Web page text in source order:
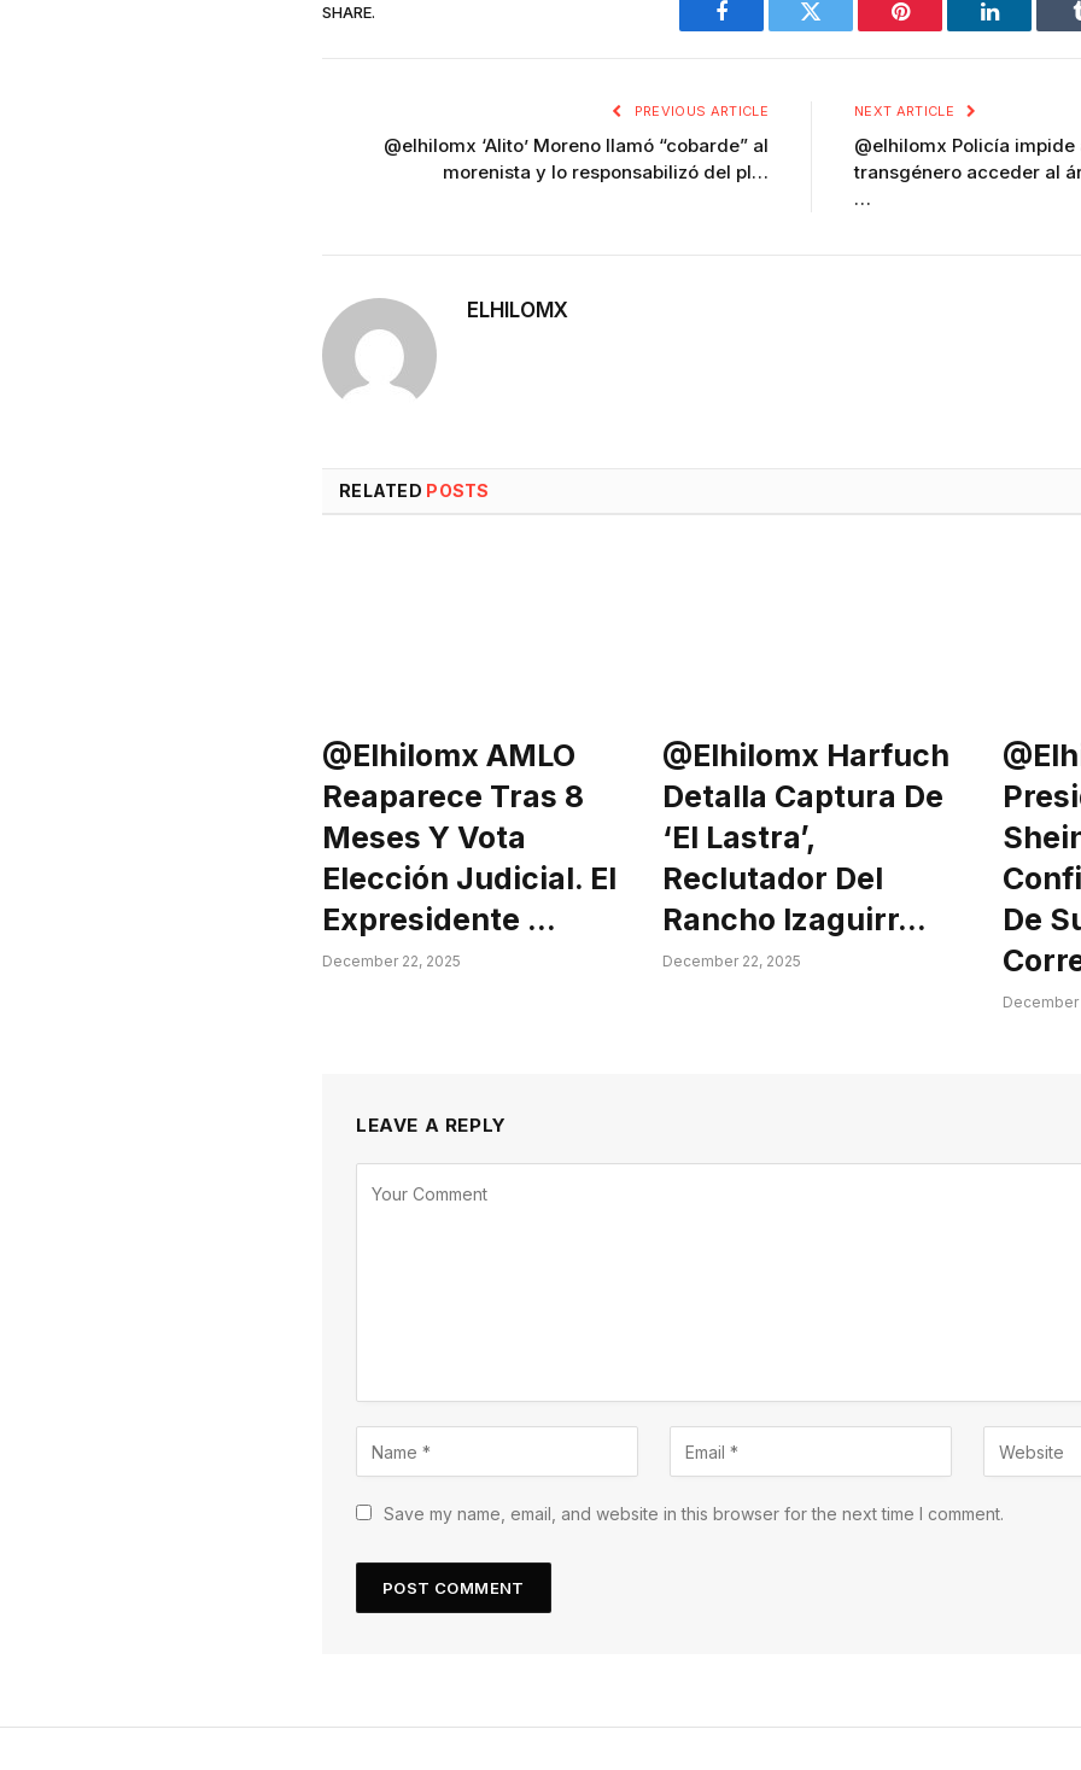
SHARE.
Facebook Twitter Pinterest LinkedIn
PREVIOUS ARTICLE
@elhilomx ‘Alito’ Moreno llamó “cobarde” al
morenista y lo responsabilizó del pl…
NEXT ARTICLE
@elhilomx Policía impide
transgénero acceder al
…
ELHILOMX
RELATED POSTS
@elhilomx AMLO
Reaparece Tras 8
Meses Y Vota
Elección Judicial. El
Expresidente …
December 22, 2025
@elhilomx Harfuch
Detalla Captura De
‘El Lastra’,
Reclutador Del
Rancho Izaguirr…
December 22, 2025
De
December
LEAVE A REPLY
Save my name, email, and website in this browser for the next time I comment.